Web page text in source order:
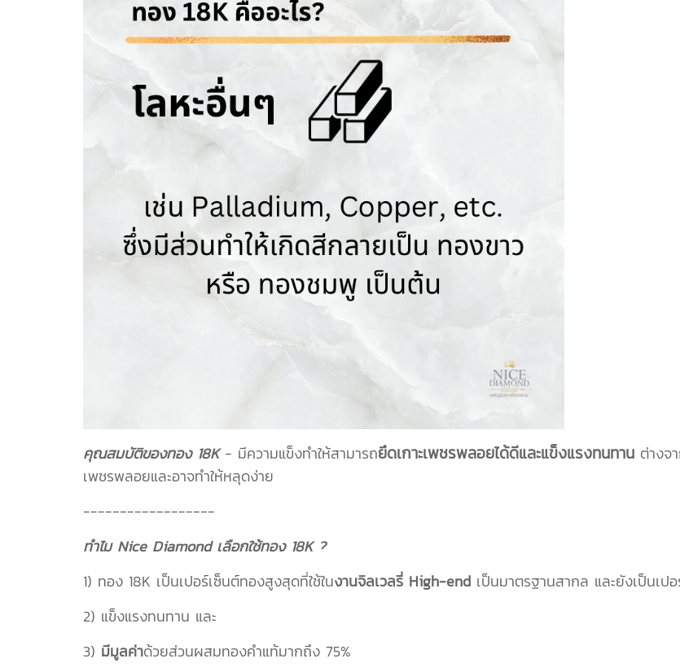
คุณสมบัติของทอง 18K- มีความแข็งทำให้สามารถยึดเกาะเพชรพลอยได้ดีและแข็งแรงทนทาน ต่างจ
เพชรพลอยและอาจทำให้หลุดง่าย
------------------
ทำไม Nice Diamond เลือกใช้ทอง 18K ?
1) ทอง 18K เป็นเปอร์เซ็นต์ทองสูงสุดที่ใช้ในงานจิลเวลรี่ High-end เป็นมาตรฐานสากล และยังเป็นเป
2) แข็งแรงทนทาน และ
3) มีมูลค่าด้วยส่วนผสมทองคำแท้มากถึง 75%